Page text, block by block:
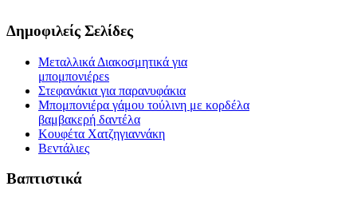
Δημοφιλείς Σελίδες
Μεταλλικά Διακοσμητικά για
μπομπονιέρεs
Στεφανάκια για παρανυφάκια
Μπομπονιέρα γάμου τούλινη με κορδέλα
βαμβακερή δαντέλα
Κουφέτα Χατζηγιαννάκη
Βεντάλιες
Βαπτιστικά